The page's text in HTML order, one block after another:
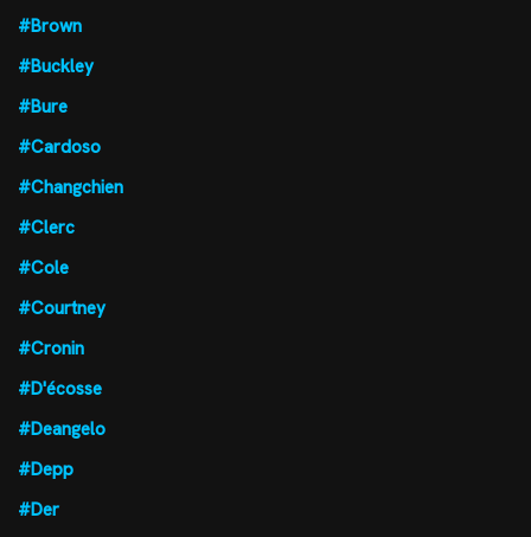
#Brown
#Buckley
#Bure
#Cardoso
#Changchien
#Clerc
#Cole
#Courtney
#Cronin
#D'écosse
#Deangelo
#Depp
#Der